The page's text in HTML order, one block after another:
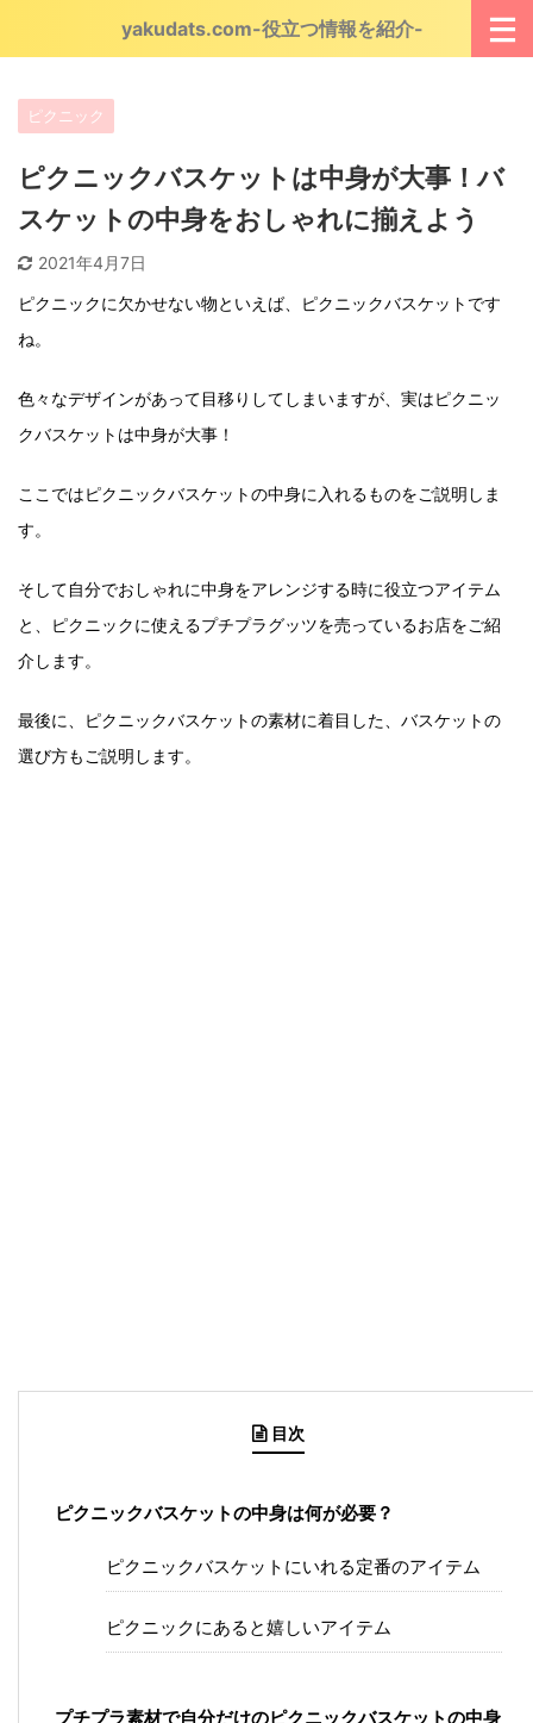
yakudats.com-役立つ情報を紹介-
ピクニック
ピクニックバスケットは中身が大事！バ
スケットの中身をおしゃれに揃えよう
2021年4月7日
ピクニックに欠かせない物といえば、ピクニックバスケットです
ね。
色々なデザインがあって目移りしてしまいますが、実はピクニッ
クバスケットは中身が大事！
ここではピクニックバスケットの中身に入れるものをご説明しま
す。
そして自分でおしゃれに中身をアレンジする時に役立つアイテム
と、ピクニックに使えるプチプラグッツを売っているお店をご紹
介します。
最後に、ピクニックバスケットの素材に着目した、バスケットの
選び方もご説明します。
目次
ピクニックバスケットの中身は何が必要？
ピクニックバスケットにいれる定番のアイテム
ピクニックにあると嬉しいアイテム
プチプラ素材で自分だけのピクニックバスケットの中身